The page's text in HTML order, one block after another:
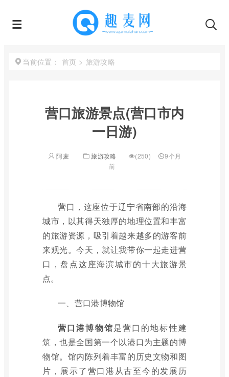
当前位置： 首页 > 旅游攻略
营口旅游景点(营口市内
一日游)
阿麦 旅游攻略 (250)
9个月
前
营口，这座位于辽宁省南部的沿海
城市，以其得天独厚的地理位置和丰富
的旅游资源，吸引着越来越多的游客前
来观光。今天，就让我带你一起走进营
口，盘点这座海滨城市的十大旅游景
点。
一、营口港博物馆
营口港博物馆是营口的地标性建
筑，也是全国第一个以港口为主题的博
物馆。馆内陈列着丰富的历史文物和图
片，展示了营口港从古至今的发展历